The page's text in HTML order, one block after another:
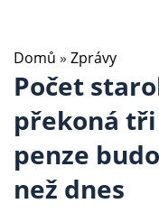
Domů » Zprávy
Počet
překoná
penze
než dnes